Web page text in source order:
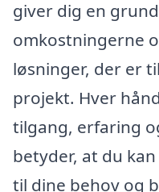
giver dig en
omkostningerne
løsninger, der er
projekt. Hver
tilgang, erfaring
betyder, at du
til dine behov og